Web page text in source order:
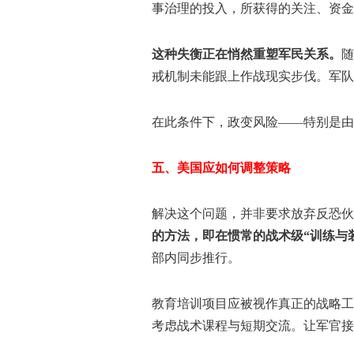
事治理的投入，所获得的关注、资
这种失衡正在悄然重塑军民关系。
戒机制未能跟上作战现实步伐。军
在此条件下，政变风险——特别是
五、美国应如何调整策略
解决这个问题，并非要求放弃反恐
的方法，即在惯常的战术级“训练与
部内同步推行。
教育培训项目应被视作真正的战略
考虑战术课程与短期交流。让军官